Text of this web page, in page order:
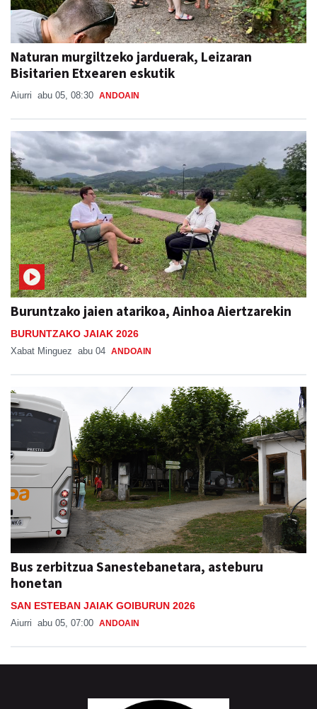
Naturan murgiltzeko jarduerak, Leizaran
Bisitarien Etxearen eskutik
Aiurri abu 05, 08:30 ANDOAIN
Buruntzako jaien atarikoa, Ainhoa Aiertzarekin
BURUNTZAKO JAIAK 2026
Xabat Minguez abu 04 ANDOAIN
Bus zerbitzua Sanestebanetara, asteburu
honetan
SAN ESTEBAN JAIAK GOIBURUN 2026
Aiurri abu 05, 07:00 ANDOAIN